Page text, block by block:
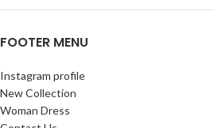
FOOTER MENU
Instagram profile
New Collection
Woman Dress